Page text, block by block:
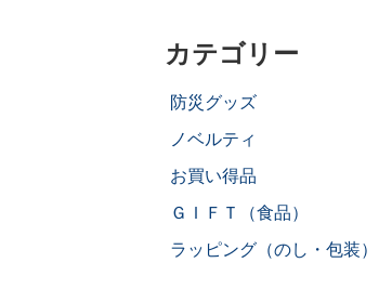
カテゴリー
防災グッズ
ノベルティ
お買い得品
ＧＩＦＴ（食品）
ラッピング（のし・包装）